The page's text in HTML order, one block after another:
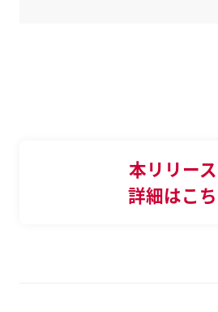
本リリー
詳細はこ